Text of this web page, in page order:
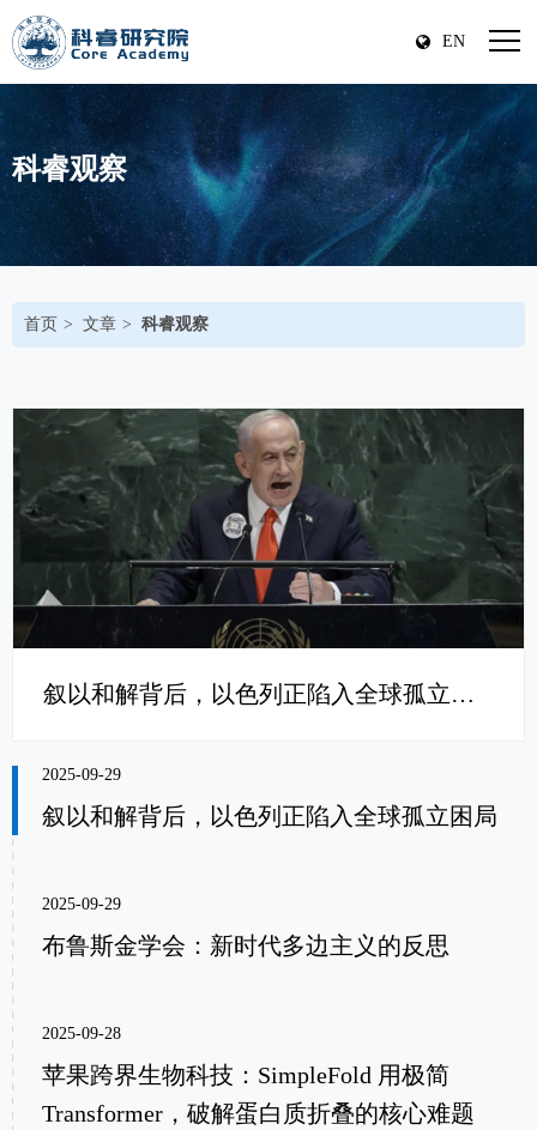
EN
科睿观察
首页 文章 科睿观察
叙以和解背后，以色列正陷入全球孤立困局
2025-09-29
叙以和解背后，以色列正陷入全球孤立困局
2025-09-29
布鲁斯金学会：新时代多边主义的反思
2025-09-28
苹果跨界生物科技：SimpleFold 用极简
Transformer，破解蛋白质折叠的核心难题